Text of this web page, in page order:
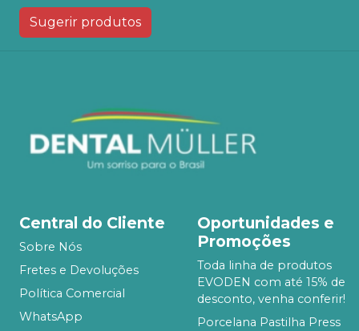
Sugerir produtos
Central do Cliente
Sobre Nós
Fretes e Devoluções
Política Comercial
WhatsApp
Oportunidades e
Promoções
Toda linha de produtos
EVODEN com até 15% de
desconto, venha conferir!
Porcelana Pastilha Press